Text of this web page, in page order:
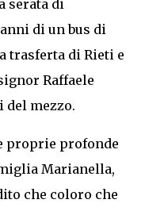
serata di
di un bus di
trasferta di Rieti e
Raffaele
del mezzo.
proprie profonde
Marianella,
che coloro che